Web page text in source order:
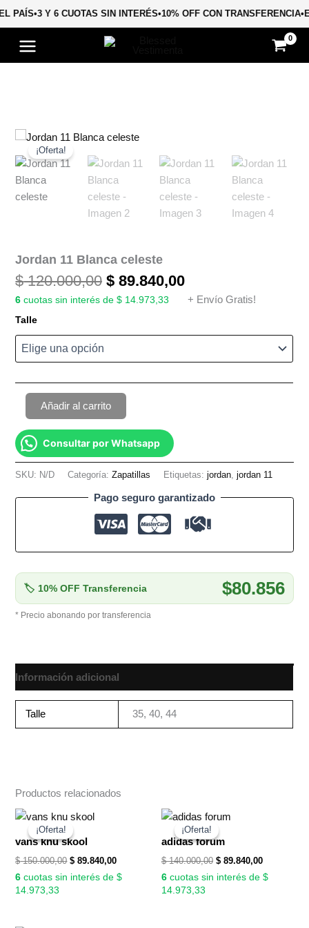
PAÍS•3 Y 6 CUOTAS SIN INTERÉS•10% OFF CON TRANSFERENCIA•
Ir
contenido
¡Oferta!
Jordan 11 Blanca celeste
$120.000,00
El
original
era:
$ 120.000,00.
$ 89.840,00
actual
es:
$ 89.840,00.
6 cuotas sin interés de $ 14.973,33
+ Envío Gratis!
Talle
Jordan
Blanca
celeste
cantidad
Añadir al carrito
Consultar por Whatsapp
SKU: N/D Categoría:Zapatillas Etiquetas:jordan,jordan 11
Pago seguro garantizado
🏷 10% OFF Transferencia $80.856
* Precio abonando por transferencia
Información adicional
Talle 35, 40, 44
Productos relacionados
¡Oferta!
¡Oferta!
vans knu skool
$150.000,00
El
original
$ 150.000,00.
$ 89.840,00$ 89.840,00.
6 cuotas sin interés de $
14.973,33
¡Oferta!
¡Oferta!
adidas forum
$140.000,00
El
original
$ 140.000,00.
$ 89.840,00$
6 cuotas sin interés de $
14.973,33